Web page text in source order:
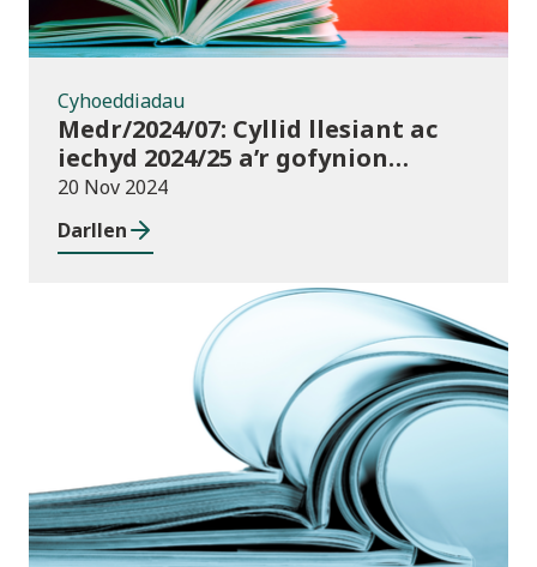
Cyhoeddiadau
Medr/2024/07: Cyllid llesiant ac
iechyd 2024/25 a’r gofynion
monitro
20 Nov 2024
Darllen
Newyddion